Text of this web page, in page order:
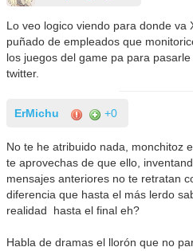
Lo veo logico viendo para donde va
puñado de empleados que
los juegos del game pa para
twitter.
ErMichu +0
No te he atribuido nada, monchitoz
te aprovechas de que ello,
mensajes anteriores no te retratan
diferencia que hasta el más lerdo
realidad hasta el final eh?
Habla de dramas el llorón que no